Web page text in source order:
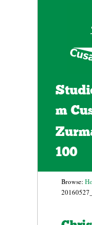
m
100
Browse: